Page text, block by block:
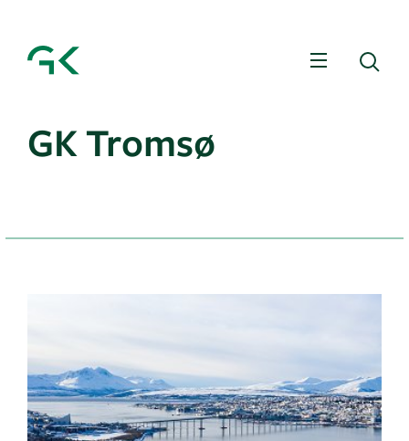
Meny
GK Tromsø